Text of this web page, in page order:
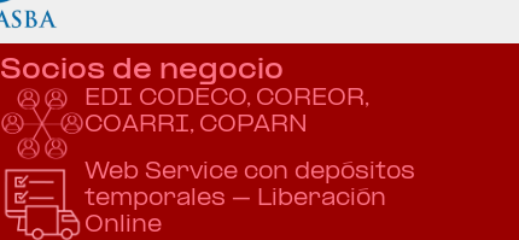
Socios de negocio
EDI CODECO, COREOR,
COARRI, COPARN
Web Service con depósitos
temporales – Liberación
Online